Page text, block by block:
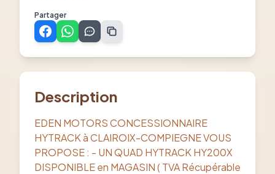
Partager
Description
EDEN MOTORS CONCESSIONNAIRE
HYTRACK à CLAIROIX-COMPIEGNE VOUS
PROPOSE : - UN QUAD HYTRACK HY200X
DISPONIBLE en MAGASIN ( TVA Récupérable